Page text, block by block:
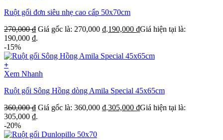
Ruột gối đơn siêu nhẹ cao cấp 50x70cm
270,000₫ Giá gốc là: 270,000 ₫.190,000 ₫Giá hiện tại là:
190,000 ₫.
-15%
+
Xem Nhanh
Ruột gối Sông Hồng dòng Amila Special 45x65cm
360,000₫ Giá gốc là: 360,000 ₫.305,000 ₫Giá hiện tại là:
305,000 ₫.
-20%